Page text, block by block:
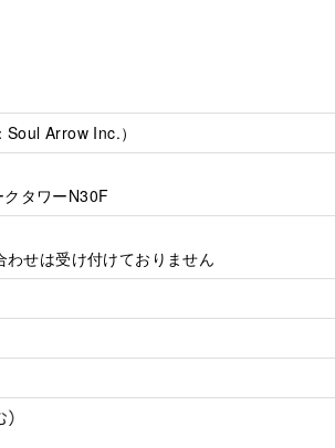
Arrow Inc.）
タワーN30F
せは受け付けておりません